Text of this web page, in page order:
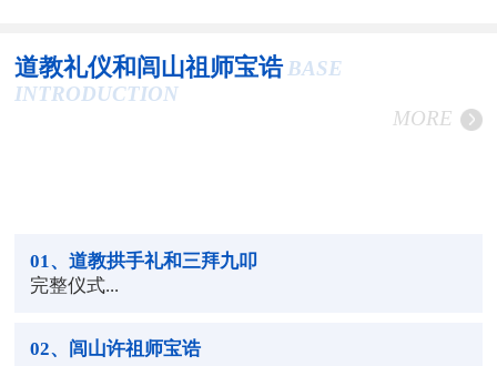
道教礼仪和闾山祖师宝诰 BASE
INTRODUCTION
MORE
01 、道教拱手礼和三拜九叩
完整仪式...
02、闾山许祖师宝诰